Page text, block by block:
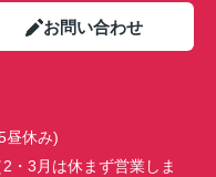
お問い合わせ
昼休み)
・3月は休まず営業しま